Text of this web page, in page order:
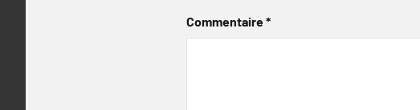
Commentaire*